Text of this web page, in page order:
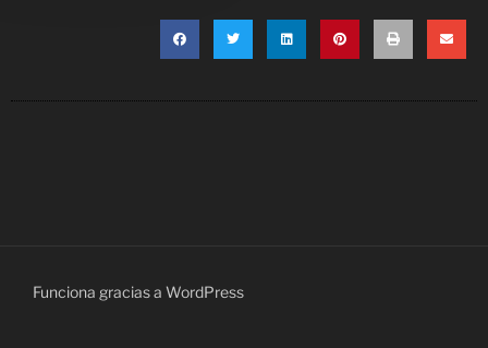
Funciona gracias a WordPress